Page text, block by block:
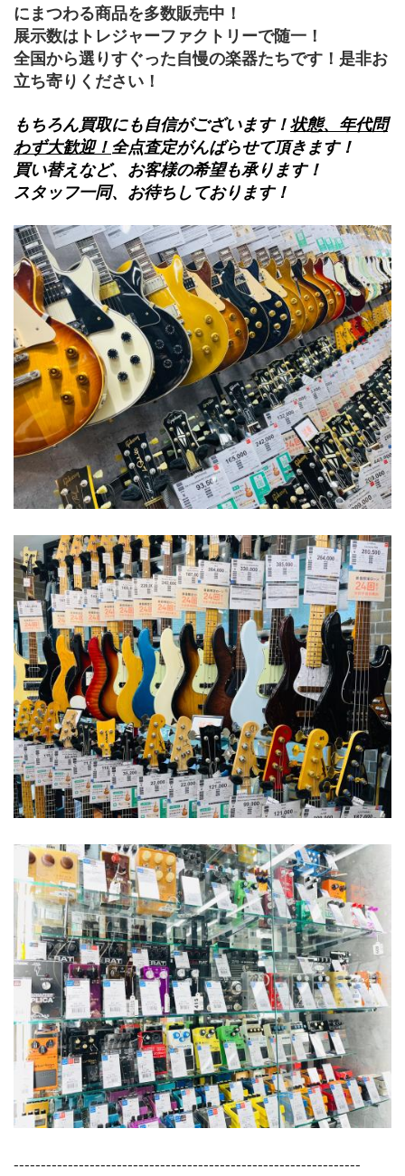
にまつわる商品を多数販売中！
展示数はトレジャーファクトリーで随一！
全国から選りすぐった自慢の楽器たちです！是非お
立ち寄りください！
もちろん買取にも自信がございます！ 状態、年代問
わず大歓迎！ 全点査定がんばらせて頂きます！
買い替えなど、お客様の希望も承ります！
スタッフ一同、お待ちしております！
----------------------------------------------------------------